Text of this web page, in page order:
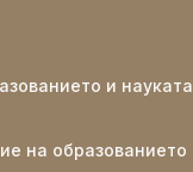
и науката
на образованието